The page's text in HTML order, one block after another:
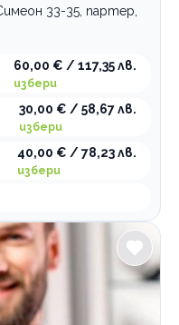
33-35, партер,
60,00 € / 117,35 лв.
избери
30,00 € / 58,67 лв.
избери
40,00 € / 78,23 лв.
избери